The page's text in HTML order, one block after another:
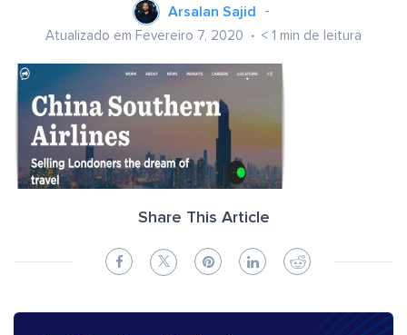
Arsalan Sajid
Atualizado em Fevereiro 7, 2020 < 1 min de leitura
Share This Article